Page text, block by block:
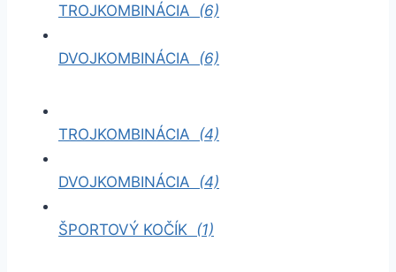
TROJKOMBINÁCIA (6)
DVOJKOMBINÁCIA (6)
TROJKOMBINÁCIA (4)
DVOJKOMBINÁCIA (4)
ŠPORTOVÝ KOČÍK (1)